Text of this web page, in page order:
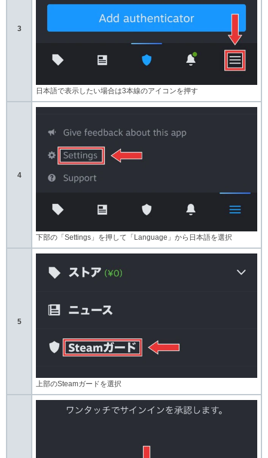
3
日本語で表示したい場合は3本線のアイコンを押す
4
下部の「Settings」を押して「Language」から日本語を選択
5
上部のSteamガードを選択